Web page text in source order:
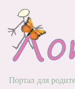
Портал для